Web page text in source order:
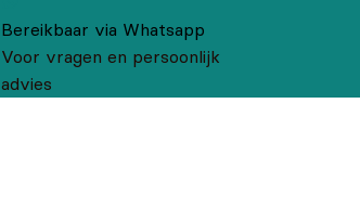
Bereikbaar via Whatsapp
Voor vragen en persoonlijk
advies